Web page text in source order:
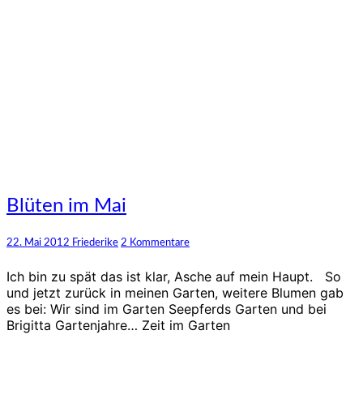
Blüten
im
Mai
Blüten im Mai
22. Mai 2012 Friederike Kommentare
2 Kommentare
Ich bin zu spät das ist klar, Asche auf mein Haupt. So
und jetzt zurück in meinen Garten, weitere Blumen gab
es bei: Wir sind im Garten Seepferds Garten und bei
Brigitta Gartenjahre… Zeit im Garten